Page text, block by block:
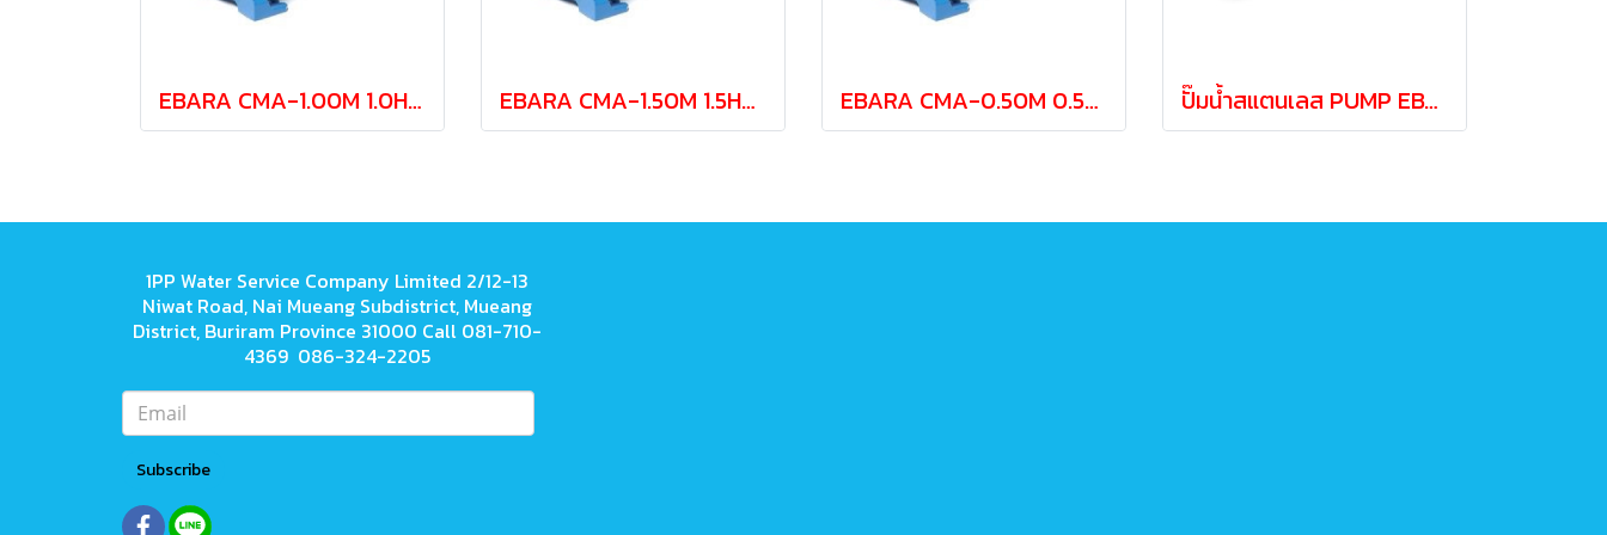
EBARA CMA-1.00M 1.0HP 220V centrifugal pump (2 wires) EBARA CMA-1.50M 1.5HP 220V centrifugal pump (2 wires) EBARA CMA-0.50M 0.5HP 220V centrifugal pump (2 wires) ปั๊มน้ำสแตนเลส PUMP EBARA JEXM-100 1.0 HP 220V
1PP Water Service Company Limited 2/12-13
Niwat Road, Nai Mueang Subdistrict, Mueang
District, Buriram Province 31000 Call 081-710-
4369 086-324-2205
Subscribe